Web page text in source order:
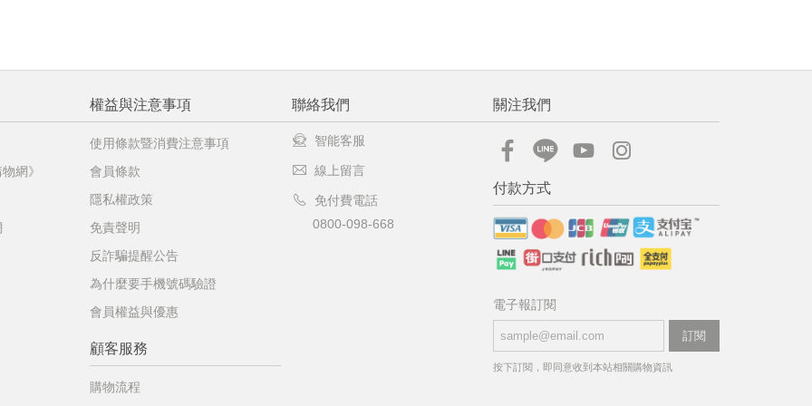
網》
權益與注意事項
使用條款暨消費注意事項
會員條款
隱私權政策
免責聲明
反詐騙提醒公告
為什麼要手機號碼驗證
會員權益與優惠
顧客服務
購物流程
聯絡我們
智能客服
線上留言
免付費電話
0800-098-668
關注我們
付款方式
電子報訂閱
訂閱
按下訂閱，即同意收到本站相關購物資訊